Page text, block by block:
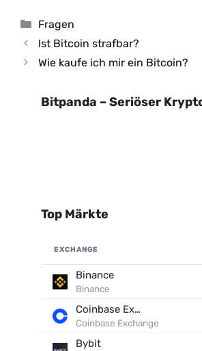
Kategorien
Fragen
Ist Bitcoin strafbar?
Wie kaufe ich mir ein Bitcoin?
Bitpanda – Seriöser
Top Märkte
EXCHANGE
Binance
Binance
Coinbase Exchange
Coinbase Exchange
Bybit